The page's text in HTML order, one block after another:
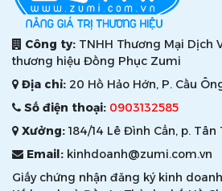
Công ty: TNHH Thương Mại Dịch
thương hiệu Đồng Phục Zumi
Địa chỉ: 20 Hồ Hảo Hớn, P. Cầu
Số điện thoại: 0903132585
Xưởng:184/14 Lê Đình Cẩn, p. Tân
Email: kinhdoanh@zumi.com.vn
Giấy chứng nhận đăng ký kinh